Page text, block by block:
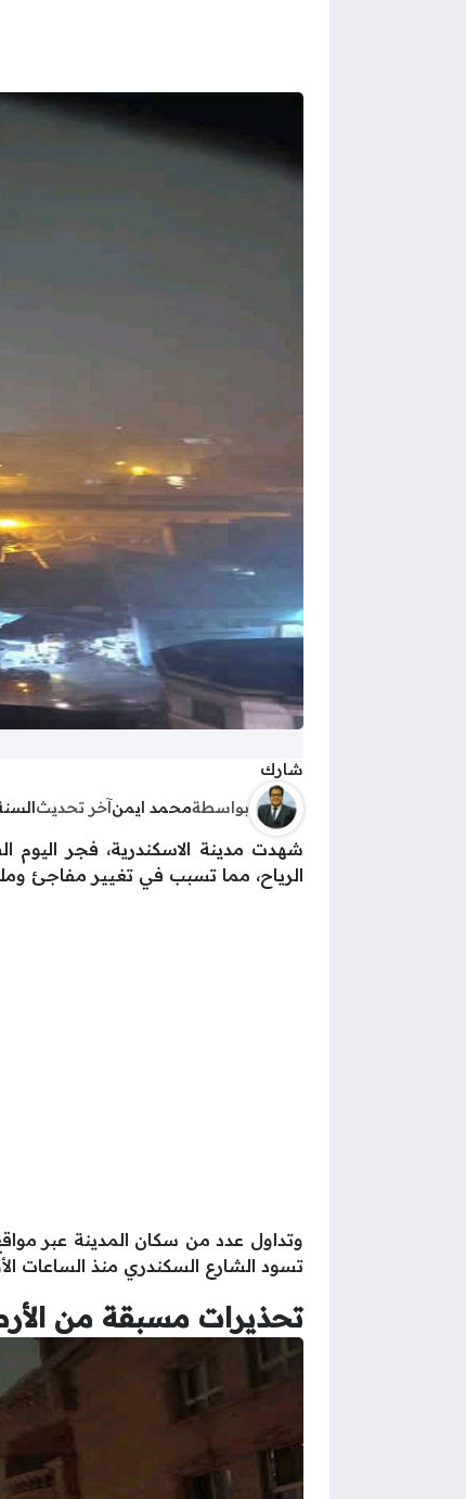
شارك
بواسطةمحمد ايمن آخر تحديث
شهدت مدينة الاسكندرية، فجر
الرياح، مما تسبب في تغيير مفاجئ
وتداول عدد من سكان المدينة عبر
تسود الشارع السكندري منذ الساعات
تحذيرات مسبقة من